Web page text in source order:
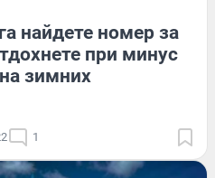
найдете номер за
при минус
зимних
1